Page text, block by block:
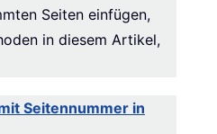
Seiten einfügen,
in diesem Artikel,
Seitennummer in